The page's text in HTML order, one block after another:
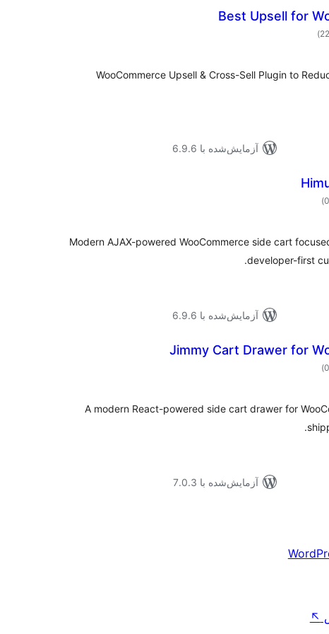
Best Upsell for
مجموع
امتیازها)
WooCommerce Upsell & Cross-Sell Plugin to
آزمایش‌شده با 6.9.6
مجموع
امتیازها
)
Modern AJAX-powered WooCommerce side cart
developer-first
آزمایش‌شده با 6.9.6
Jimmy Cart Drawer for
مجموع
امتیازها
)
A modern React-powered side cart drawer for
آزمایش‌شده با 7.0.3
↖